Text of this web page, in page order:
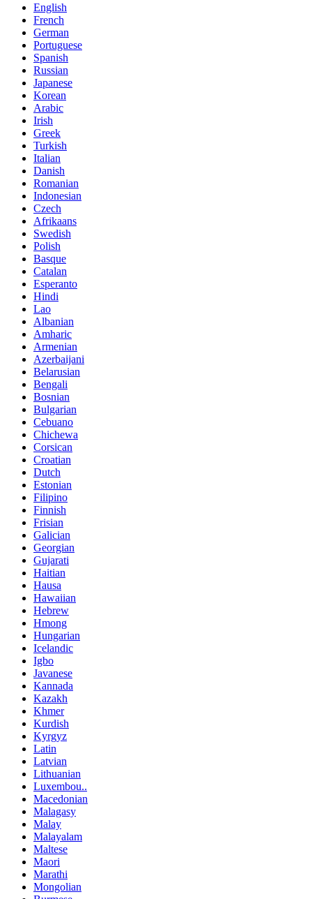
English
French
German
Portuguese
Spanish
Russian
Japanese
Korean
Arabic
Irish
Greek
Turkish
Italian
Danish
Romanian
Indonesian
Czech
Afrikaans
Swedish
Polish
Basque
Catalan
Esperanto
Hindi
Lao
Albanian
Amharic
Armenian
Azerbaijani
Belarusian
Bengali
Bosnian
Bulgarian
Cebuano
Chichewa
Corsican
Croatian
Dutch
Estonian
Filipino
Finnish
Frisian
Galician
Georgian
Gujarati
Haitian
Hausa
Hawaiian
Hebrew
Hmong
Hungarian
Icelandic
Igbo
Javanese
Kannada
Kazakh
Khmer
Kurdish
Kyrgyz
Latin
Latvian
Lithuanian
Luxembou..
Macedonian
Malagasy
Malay
Malayalam
Maltese
Maori
Marathi
Mongolian